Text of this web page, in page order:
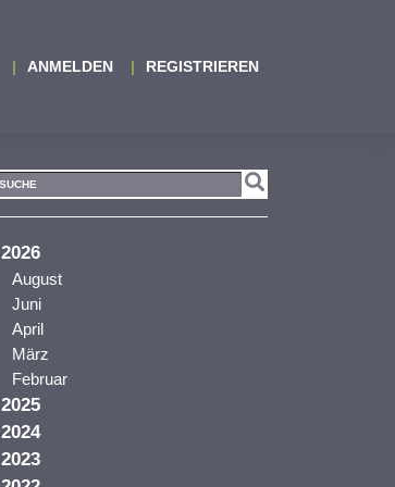
ANMELDEN REGISTRIEREN
2026
August
Juni
April
März
Februar
2025
2024
2023